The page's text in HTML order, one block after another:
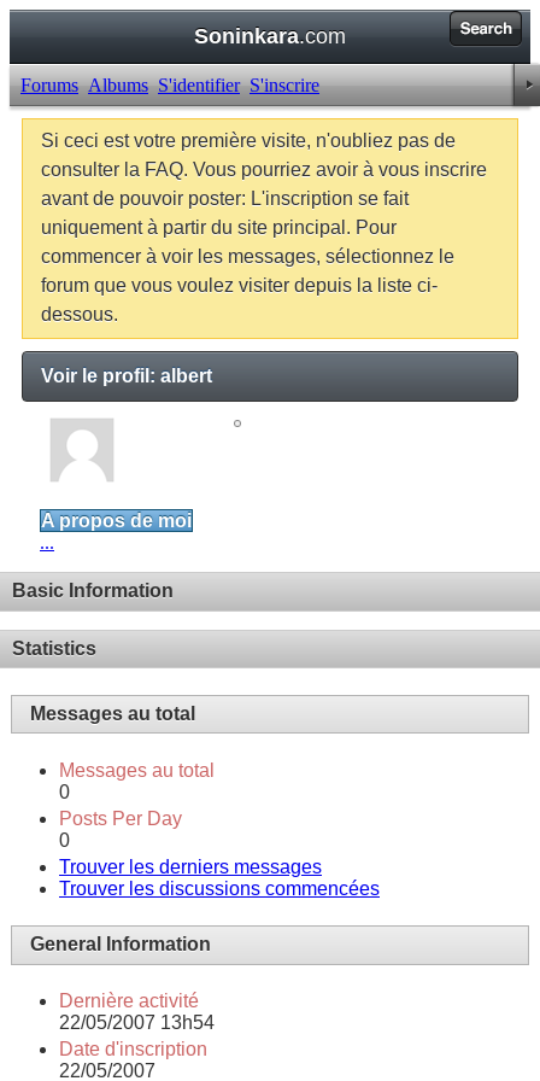
Soninkara.com
Forums Albums S'identifier S'inscrire
Si ceci est votre première visite, n'oubliez pas de
consulter la FAQ. Vous pourriez avoir à vous inscrire
avant de pouvoir poster: L'inscription se fait
uniquement à partir du site principal. Pour
commencer à voir les messages, sélectionnez le
forum que vous voulez visiter depuis la liste ci-
dessous.
Voir le profil: albert
A propos de moi
...
Basic Information
Statistics
Messages au total
Messages au total
0
Posts Per Day
0
Trouver les derniers messages
Trouver les discussions commencées
General Information
Dernière activité
22/05/2007 13h54
Date d'inscription
22/05/2007